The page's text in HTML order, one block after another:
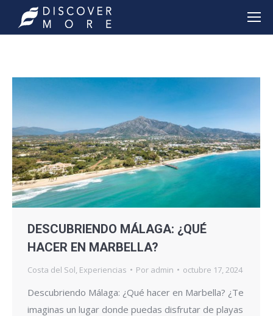
DESCUBRIENDO MÁLAGA: ¿QUÉ
HACER EN MARBELLA?
Costa del Sol Experiencias Por admin octubre 17, 2024
Descubriendo Málaga: ¿Qué hacer en Marbella? ¿Te
imaginas un lugar donde puedas disfrutar de playas